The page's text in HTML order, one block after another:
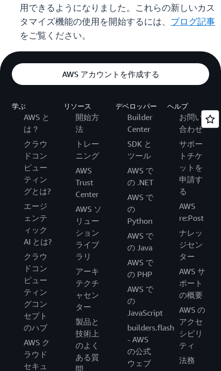
用できるようになりました。これらの新しいカス
タマイズ機能の使用を開始するには、 ブログ記事
をご覧ください。
AWS アカウントを作成する
学ぶ
AWS と
は？
クラウ
ドコン
ピュー
ティン
グとは?
エージ
ェンテ
ィック
AI とは?
クラウ
ドコン
ピュー
ティン
グコン
セプト
のハブ
AWS ク
ラウド
セキュ
リソース
開始方
法
トレー
ニング
AWS
Trust
Center
AWS ソ
リュー
ション
ライブ
ラリ
アーキ
テクチ
ャセン
ター
製品と
技術上
のよく
ある質
デベロッパー
Builder
Center
SDK と
ツール
AWS で
の .NET
AWS で
の
Python
AWS で
の Java
AWS で
の PHP
AWS で
の
JavaScript
builders.flash
- AWS
の公式
ウェブ
ヘルプ
お問い
合わせ
サポー
トチケ
ットを
申請す
る
AWS
re:Post
ナレッ
ジセン
ター
AWS サ
ポート
の概要
AWS の
アクセ
シビリ
ティ
法務